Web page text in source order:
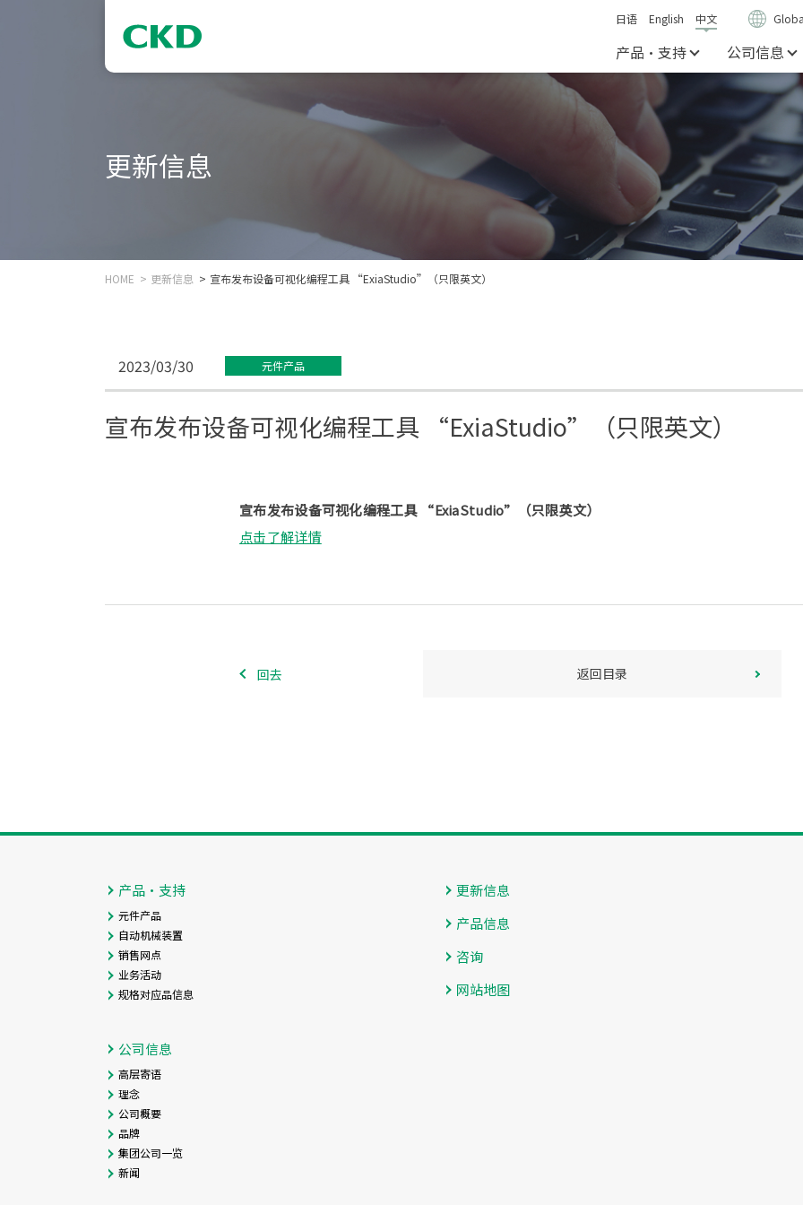
日语 English 中文
产品・支持 公司信息
更新信息
HOME 更新信息 宣布发布设备可视化编程工具 “ExiaStudio”（只限英文）
2023/03/30 元件产品
宣布发布设备可视化编程工具 “ExiaStudio”（只限英文）
宣布发布设备可视化编程工具 “ExiaStudio”（只限英文）
点击了解详情
回去 返回目录
产品・支持
元件产品
自动机械装置
销售网点
业务活动
规格对应品信息
公司信息
高层寄语
理念
公司概要
品牌
集团公司一览
新闻
更新信息
产品信息
咨询
网站地图